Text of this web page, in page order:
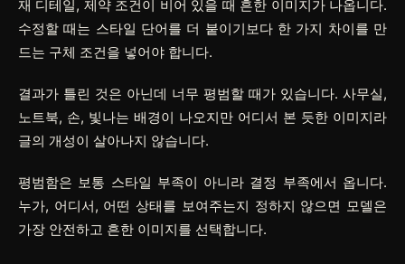
재 디테일, 제약 조건이 비어 있을 때 흔한 이미지가 나옵니다.
수정할 때는 스타일 단어를 더 붙이기보다 한 가지 차이를 만
드는 구체 조건을 넣어야 합니다.
결과가 틀린 것은 아닌데 너무 평범할 때가 있습니다. 사무실,
노트북, 손, 빛나는 배경이 나오지만 어디서 본 듯한 이미지라
글의 개성이 살아나지 않습니다.
평범함은 보통 스타일 부족이 아니라 결정 부족에서 옵니다.
누가, 어디서, 어떤 상태를 보여주는지 정하지 않으면 모델은
가장 안전하고 흔한 이미지를 선택합니다.